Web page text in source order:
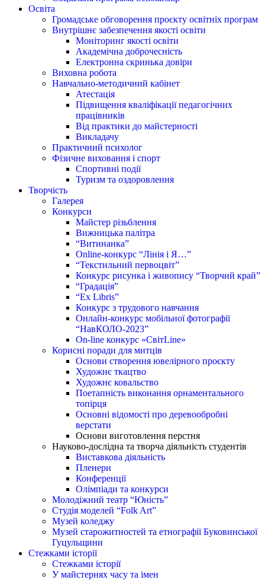
Освіта
Громадське обговорення проєкту освітніх програм
Внутрішнє забезпечення якості освіти
Моніторинг якості освіти
Академічна доброчесність
Електронна скринька довіри
Виховна робота
Навчально-методичний кабінет
Атестація
Підвищення кваліфікації педагогічних
працівників
Від практики до майстерності
Викладачу
Практичний психолог
Фізичне виховання і спорт
Спортивні події
Туризм та оздоровлення
Творчість
Галерея
Конкурси
Майстер різьблення
Вижницька палітра
“Витинанка”
Online-конкурс “Лінія і Я…”
“Текстильний первоцвіт”
Конкурс рисунка і живопису “Творчий край”
“Градація”
“Ex Libris”
Конкурс з трудового навчання
Онлайн-конкурс мобільної фотографії
“НавКОЛО-2023”
On-line конкурс «СвітLine»
Корисні поради для митців
Основи створення ювелірного проєкту
Художнє ткацтво
Художнє ковальство
Поетапність виконання орнаментального
топірця
Основні відомості про деревообробні
верстати
Основи виготовлення перстня
Науково-дослідна та творча діяльність студентів
Виставкова діяльність
Пленери
Конференції
Олімпіади та конкурси
Молодіжний театр “Юність”
Студія моделей “Folk Art”
Музей коледжу
Музей старожитностей та етнографії Буковинської
Гуцульщини
Стежками історії
Стежками історії
У майстернях часу та імен